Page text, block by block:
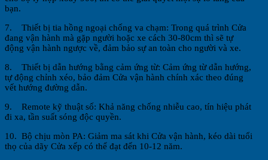
bạn.
7. Thiết bị tia hồng ngoại chống va chạm: Trong quá trình Cửa
đang vận hành mà gặp người hoặc xe cách 30-80cm thì sẽ tự
động vận hành ngược về, đảm bảo sự an toàn cho người và xe.
8. Thiết bị dẫn hướng bằng cảm ứng từ: Cảm ứng từ dẫn hướng,
tự động chỉnh xéo, bảo đảm Cửa vận hành chính xác theo đúng
vết hướng đường dẫn.
9. Remote kỹ thuật số: Khả năng chống nhiễu cao, tín hiệu phát
đi xa, tần suất sóng độc quyền.
10. Bộ chịu mòn PA: Giảm ma sát khi Cửa vận hành, kéo dài tuổi
thọ của dãy Cửa xếp có thể đạt đến 10-12 năm.